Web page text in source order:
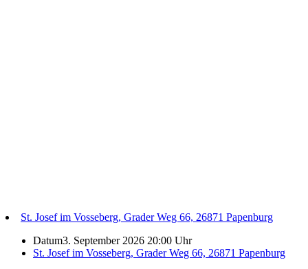
St. Josef im Vosseberg, Grader Weg 66, 26871 Papenburg
Datum3. September 2026 20:00 Uhr
St. Josef im Vosseberg, Grader Weg 66, 26871 Papenburg